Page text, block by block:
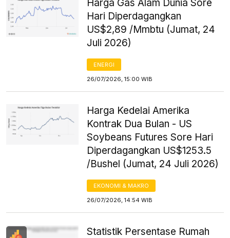
Harga Gas Alam Dunia Sore
Hari Diperdagangkan
US$2,89 /Mmbtu (Jumat, 24
Juli 2026)
ENERGI
26/07/2026, 15:00 WIB
Harga Kedelai Amerika
Kontrak Dua Bulan - US
Soybeans Futures Sore Hari
Diperdagangkan US$1253.5
/Bushel (Jumat, 24 Juli 2026)
EKONOMI & MAKRO
26/07/2026, 14:54 WIB
Statistik Persentase Rumah